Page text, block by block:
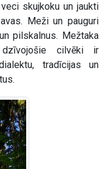
skujkoku un jaukti
Meži un pauguri
pilskalnus. Mežtaka
cilvēki ir
tradīcijas un